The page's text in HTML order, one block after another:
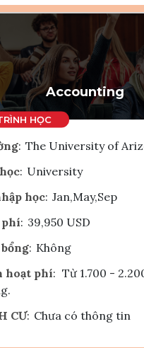
Ghi danh
Tham vấn Interlink
Accounting
: The University of
: University
học: Jan,May,Sep
phí: 39,950 USD
: Không
hoạt phí: Từ 1.700 -
CƯ: Chưa có thông tin